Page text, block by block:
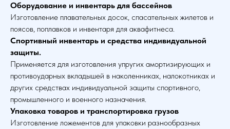
Оборудование и инвентарь для бассейнов
Изготовление плавательных досок, спасательных жилетов и
поясов, поплавков и инвентаря для аквафитнеса.
Спортивный инвентарь и средства индивидуальной
защиты.
Применяется для изготовления упругих амортизирующих и
противоударных вкладышей в наколенниках, налокотниках и
других средствах индивидуальной защиты спортивного,
промышленного и военного назначения.
Упаковка товаров и транспортировка грузов
Изготовление ложементов для упаковки разнообразных